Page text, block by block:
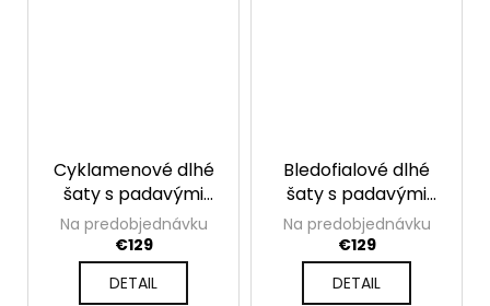
Cyklamenové dlhé
šaty s padavými
rukávmi Valentina
Na predobjednávku
€129
DETAIL
Bledofialové dlhé
šaty s padavými
rukávmi Valentina
Na predobjednávku
€129
DETAIL